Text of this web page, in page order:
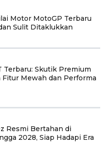
Motor MotoGP Terbaru
Sulit Ditaklukkan
Terbaru: Skutik Premium
Fitur Mewah dan Performa
Resmi Bertahan di
2028, Siap Hadapi Era